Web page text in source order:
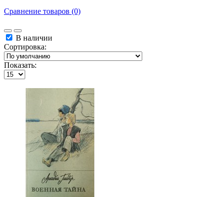
Сравнение товаров (0)
В наличии
Сортировка:
Показать: